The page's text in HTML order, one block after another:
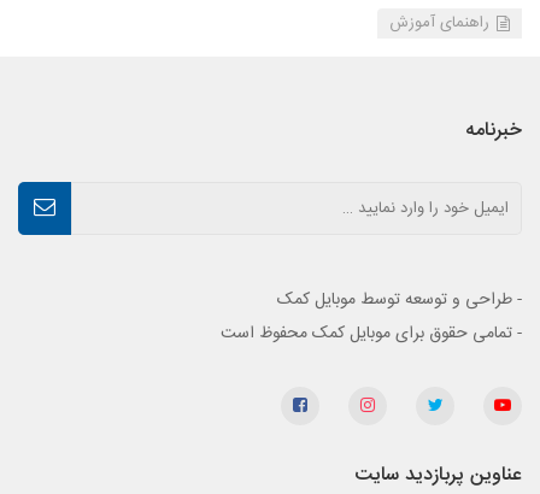
راهنمای آموزش
خبرنامه
- طراحی و توسعه توسط موبایل کمک
- تمامی حقوق برای موبایل کمک محفوظ است
عناوین پربازدید سایت